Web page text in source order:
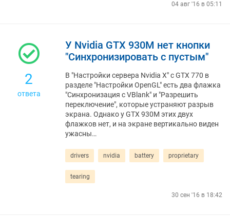
04 авг '16 в 05:11
2
ответа
У Nvidia GTX 930M нет кнопки
"Синхронизировать с пустым"
В "Настройки сервера Nvidia X" с GTX 770 в
разделе "Настройки OpenGL" есть два флажка
"Синхронизация с VBlank" и "Разрешить
переключение", которые устраняют разрыв
экрана. Однако у GTX 930M этих двух
флажков нет, и на экране вертикально виден
ужасны…
drivers nvidia battery proprietary
tearing
30 сен '16 в 18:42